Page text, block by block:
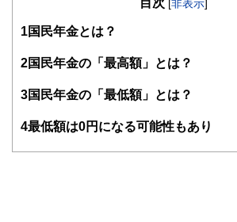
得者を中心に「お金や暮らし」に関
験者で構成され、企画立案から記事
護士、税理士、宅地建物取引士、相
[非表示]
1 国民年金とは？
2 国民年金の「最高額」とは？
3国民年金の「最低額」とは？
4最低額は0円になる可能性もあり